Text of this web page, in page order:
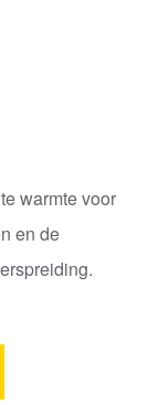
warmte voor
en de